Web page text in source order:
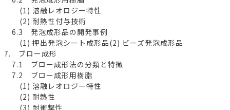
(1) 溶融レオロジー特性
(2) 耐熱性付与技術
6.3 発泡成形品の開発事例
(1) 押出発泡シート成形品(2) ビーズ発泡成形品
7. ブロー成形
7.1 ブロー成形法の分類と特徴
7.2 ブロー成形用樹脂
(1) 溶融レオロジー特性
(2) 耐熱性
(3) 耐衝撃性